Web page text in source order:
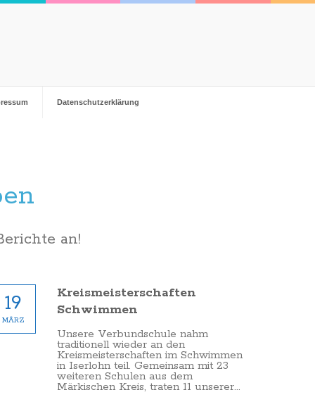
Datenschutzerklärung
an!
19
MÄRZ
Kreismeisterschaften
Schwimmen
Unsere Verbundschule nahm
traditionell wieder an den
Kreismeisterschaften im Schwimmen
in Iserlohn teil. Gemeinsam mit 23
weiteren Schulen aus dem
Märkischen Kreis, traten 11 unserer...